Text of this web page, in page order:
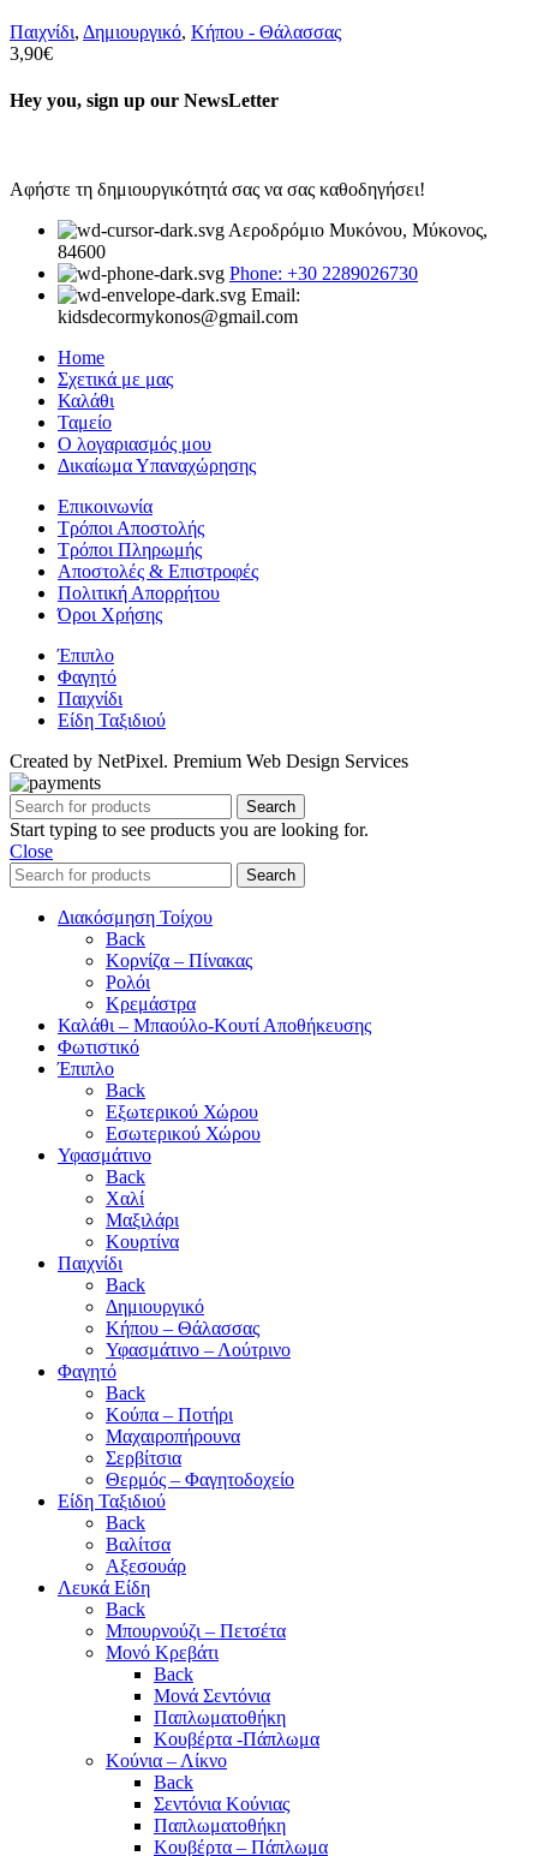
Παιχνίδι, Δημιουργικό, Κήπου - Θάλασσας
3,90€
Hey you, sign up our NewsLetter
Αφήστε τη δημιουργικότητά σας να σας καθοδηγήσει!
Αεροδρόμιο Μυκόνου, Μύκονος,
84600
Phone: +30 2289026730
Email:
kidsdecormykonos@gmail.com
Home
Σχετικά με μας
Καλάθι
Ταμείο
Ο λογαριασμός μου
Δικαίωμα Υπαναχώρησης
Επικοινωνία
Τρόποι Αποστολής
Τρόποι Πληρωμής
Αποστολές & Επιστροφές
Πολιτική Απορρήτου
Όροι Χρήσης
Έπιπλο
Φαγητό
Παιχνίδι
Είδη Ταξιδιού
Created by NetPixel. Premium Web Design Services
Search
Start typing to see products you are looking for.
Close
Search
Διακόσμηση Τοίχου
Back
Κορνίζα – Πίνακας
Ρολόι
Κρεμάστρα
Καλάθι – Μπαούλο-Κουτί Αποθήκευσης
Φωτιστικό
Έπιπλο
Back
Εξωτερικού Χώρου
Εσωτερικού Χώρου
Υφασμάτινο
Back
Χαλί
Μαξιλάρι
Κουρτίνα
Παιχνίδι
Back
Δημιουργικό
Κήπου – Θάλασσας
Υφασμάτινο – Λούτρινο
Φαγητό
Back
Κούπα – Ποτήρι
Μαχαιροπήρουνα
Σερβίτσια
Θερμός – Φαγητοδοχείο
Είδη Ταξιδιού
Back
Βαλίτσα
Αξεσουάρ
Λευκά Είδη
Back
Μπουρνούζι – Πετσέτα
Μονό Κρεβάτι
Back
Μονά Σεντόνια
Παπλωματοθήκη
Κουβέρτα -Πάπλωμα
Κούνια – Λίκνο
Back
Σεντόνια Κούνιας
Παπλωματοθήκη
Κουβέρτα – Πάπλωμα